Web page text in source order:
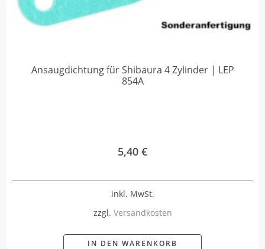
Ansaugdichtung für Shibaura 4 Zylinder | LEP
854A
5,40 €
inkl. MwSt.
zzgl. Versandkosten
IN DEN WARENKORB